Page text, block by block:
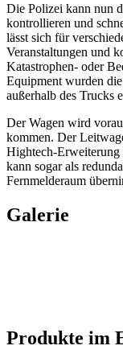
Die Polizei kann nun
kontrollieren und
lässt sich für
Veranstaltungen und
Katastrophen- oder
Equipment wurden
außerhalb des Trucks
Der Wagen wird
kommen. Der
Hightech-Erweiterung
kann sogar als
Fernmelderaum
Galerie
Produkte im